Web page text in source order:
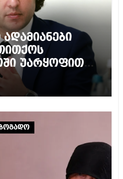
უარყოფითი
რუსი
ჩვენი კარი